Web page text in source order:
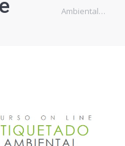
Ambiental…